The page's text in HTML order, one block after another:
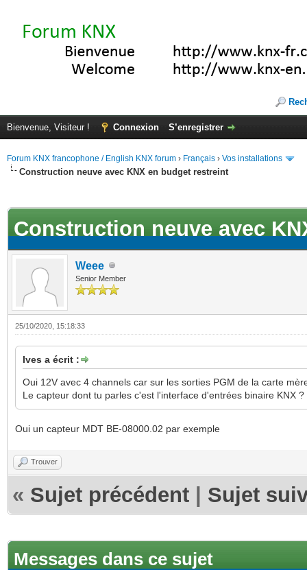
Bienvenue, Visiteur ! Connexion S’enregistrer
Forum KNX francophone / English KNX forum › Français › Vos installations
Construction neuve avec KNX en budget restreint
Construction neuve avec
Weee
Senior Member
25/10/2020, 15:18:33
Ives a écrit :
Oui 12V avec 4 channels car sur les sorties PGM de la carte
Le capteur dont tu parles c'est l'interface d'entrées binaire KNX ?
Oui un capteur MDT BE-08000.02 par exemple
Trouver
« Sujet précédent Sujet
Messages dans ce sujet